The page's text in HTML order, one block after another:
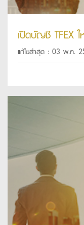
เปิดบัญชี TFEX
แก้ไขล่าสุด : 03 พ.ค.